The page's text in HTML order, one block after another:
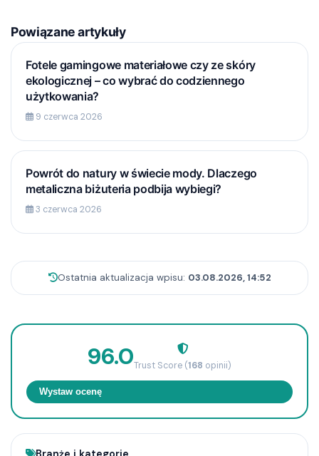
Powiązane artykuły
Fotele gamingowe materiałowe czy ze skóry
ekologicznej – co wybrać do codziennego
użytkowania?
9 czerwca 2026
Powrót do natury w świecie mody. Dlaczego
metaliczna biżuteria podbija wybiegi?
3 czerwca 2026
Ostatnia aktualizacja wpisu: 03.08.2026, 14:52
96.0Trust Score (168 opinii)
Wystaw ocenę